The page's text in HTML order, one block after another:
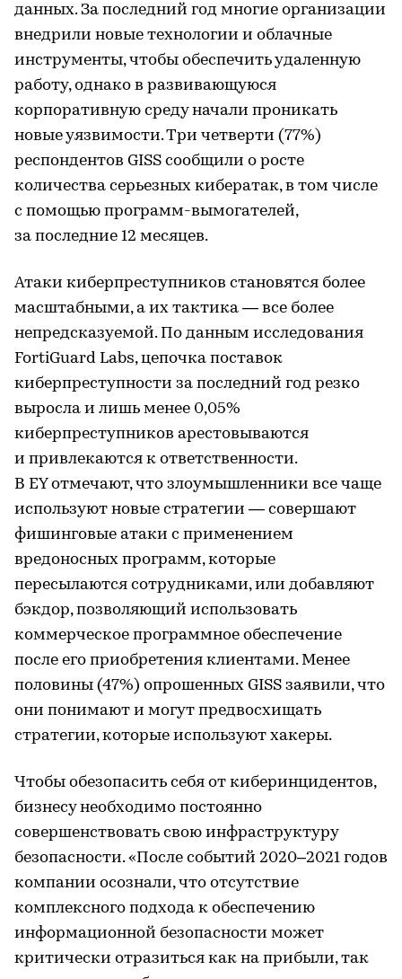
данных. За последний год многие организации
внедрили новые технологии и облачные
инструменты, чтобы обеспечить удаленную
работу, однако в развивающуюся
корпоративную среду начали проникать
новые уязвимости. Три четверти (77%)
респондентов GISS сообщили о росте
количества серьезных кибератак, в том числе
с помощью программ-вымогателей,
за последние 12 месяцев.
Атаки киберпреступников становятся более
масштабными, а их тактика — все более
непредсказуемой. По данным исследования
FortiGuard Labs, цепочка поставок
киберпреступности за последний год резко
выросла и лишь менее 0,05%
киберпреступников арестовываются
и привлекаются к ответственности.
В EY отмечают, что злоумышленники все чаще
используют новые стратегии — совершают
фишинговые атаки с применением
вредоносных программ, которые
пересылаются сотрудниками, или добавляют
бэкдор, позволяющий использовать
коммерческое программное обеспечение
после его приобретения клиентами. Менее
половины (47%) опрошенных GISS заявили, что
они понимают и могут предвосхищать
стратегии, которые используют хакеры.
Чтобы обезопасить себя от киберинцидентов,
бизнесу необходимо постоянно
совершенствовать свою инфраструктуру
безопасности. «После событий 2020–2021 годов
компании осознали, что отсутствие
комплексного подхода к обеспечению
информационной безопасности может
критически отразиться как на прибыли, так